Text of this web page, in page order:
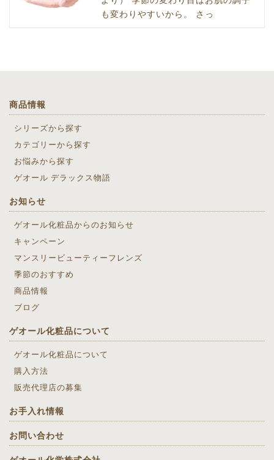
も変わりやすいから。 さっ
商品情報
シリーズから探す
カテゴリーから探す
お悩みから探す
ゲオール デラックス物語
お知らせ
ゲオール化粧品からのお知らせ
キャンペーン
マンスリービューティーフレンズ
季節のおすすめ
商品情報
ブログ
ゲオール化粧品について
ゲオール化粧品について
購入方法
販売代理店の募集
お手入れ情報
お問い合わせ